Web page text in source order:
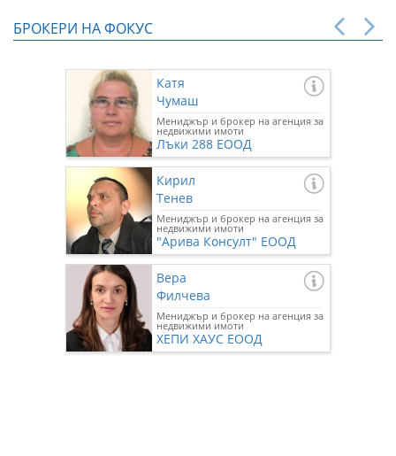
БРОКЕРИ НА ФОКУС
Катя
Чумаш
Мениджър и брокер на агенция за
недвижими имоти
Лъки 288 ЕООД
Кирил
Тенев
Мениджър и брокер на агенция за
недвижими имоти
"Арива Консулт" ЕООД
Вера
Филчева
Мениджър и брокер на агенция за
недвижими имоти
ХЕПИ ХАУС ЕООД